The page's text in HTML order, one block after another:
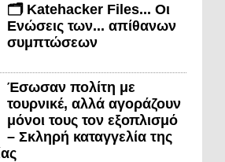
🗂️ Katehacker Files... Οι
Ενώσεις των... απίθανων
συμπτώσεων
Έσωσαν πολίτη με
τουρνικέ, αλλά αγοράζουν
μόνοι τους τον εξοπλισμό
– Σκληρή καταγγελία της